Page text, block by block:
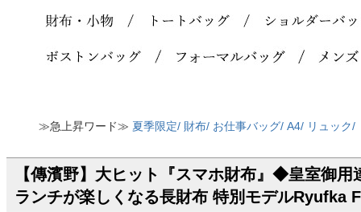
≫急上昇ワード≫ 夏季限定/ 財布/ お仕事バッグ/ A4/ リュック/
【傳濱野】大ヒット『スマホ財布』◆皇室御
ランチが楽しくなる長財布 特別モデルRyufka